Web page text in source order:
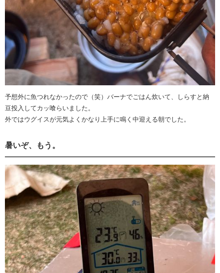
予想外に魚つれなかったので（笑）バーナでごはん炊いて、しらすと納
豆投入してカッ喰らいました。
外ではウグイスが元気よくかなり上手に鳴く中迎える朝でした。
暑いぞ、もう。